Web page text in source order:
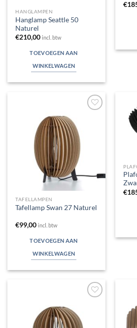
HANGLAMPEN
Hanglamp Seattle 50
Naturel
€210,00 incl. btw
TOEVOEGEN AAN
WINKELWAGEN
€
verlanglijst
TAFELLAMPEN
Tafellamp Swan 27 Naturel
€99,00 incl. btw
TOEVOEGEN AAN
WINKELWAGEN
€
verlanglijst